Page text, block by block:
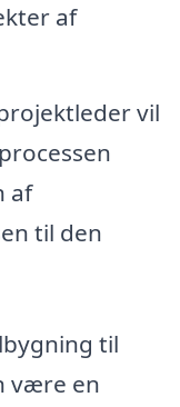
af
vil
af
til den
til
være en